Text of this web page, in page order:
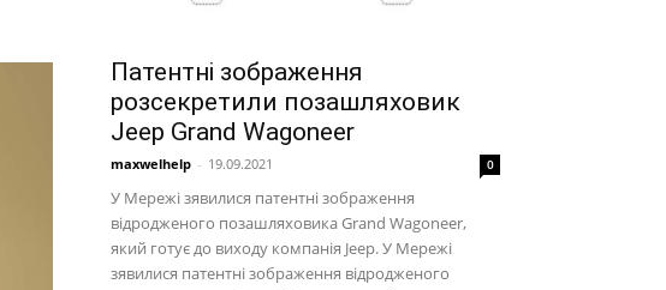
Патентні зображення
розсекретили позашляховик
Jeep Grand Wagoneer
maxwelhelp - 19.09.2021 0
У Мережі зявилися патентні зображення
відродженого позашляховика Grand Wagoneer,
який готує до виходу компанія Jeep. У Мережі
зявилися патентні зображення відродженого